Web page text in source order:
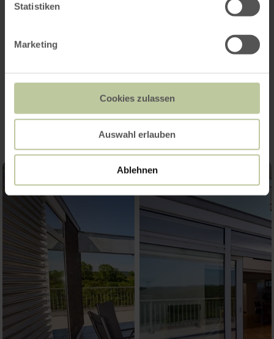
Statistiken
Marketing
Cookies zulassen
Auswahl erlauben
Ablehnen
Impressies